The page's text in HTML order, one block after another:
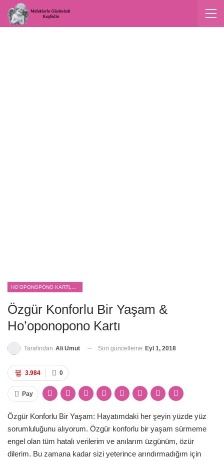
Özgür Konforlu Bir Yaşam &
Ho’oponopono Kartı
Tarafından Ali Umut Son güncelleme Eyl 1, 2018
0
3.984
Pay
Özgür Konforlu Bir Yaşam: Hayatımdaki her şeyin yüzde yüz
sorumluluğunu alıyorum. Özgür konforlu bir yaşam sürmeme
engel olan tüm hatalı verilerim ve anılarım üzgünüm, özür
dilerim. Bu zamana kadar sizi yeterince arındırmadığım için